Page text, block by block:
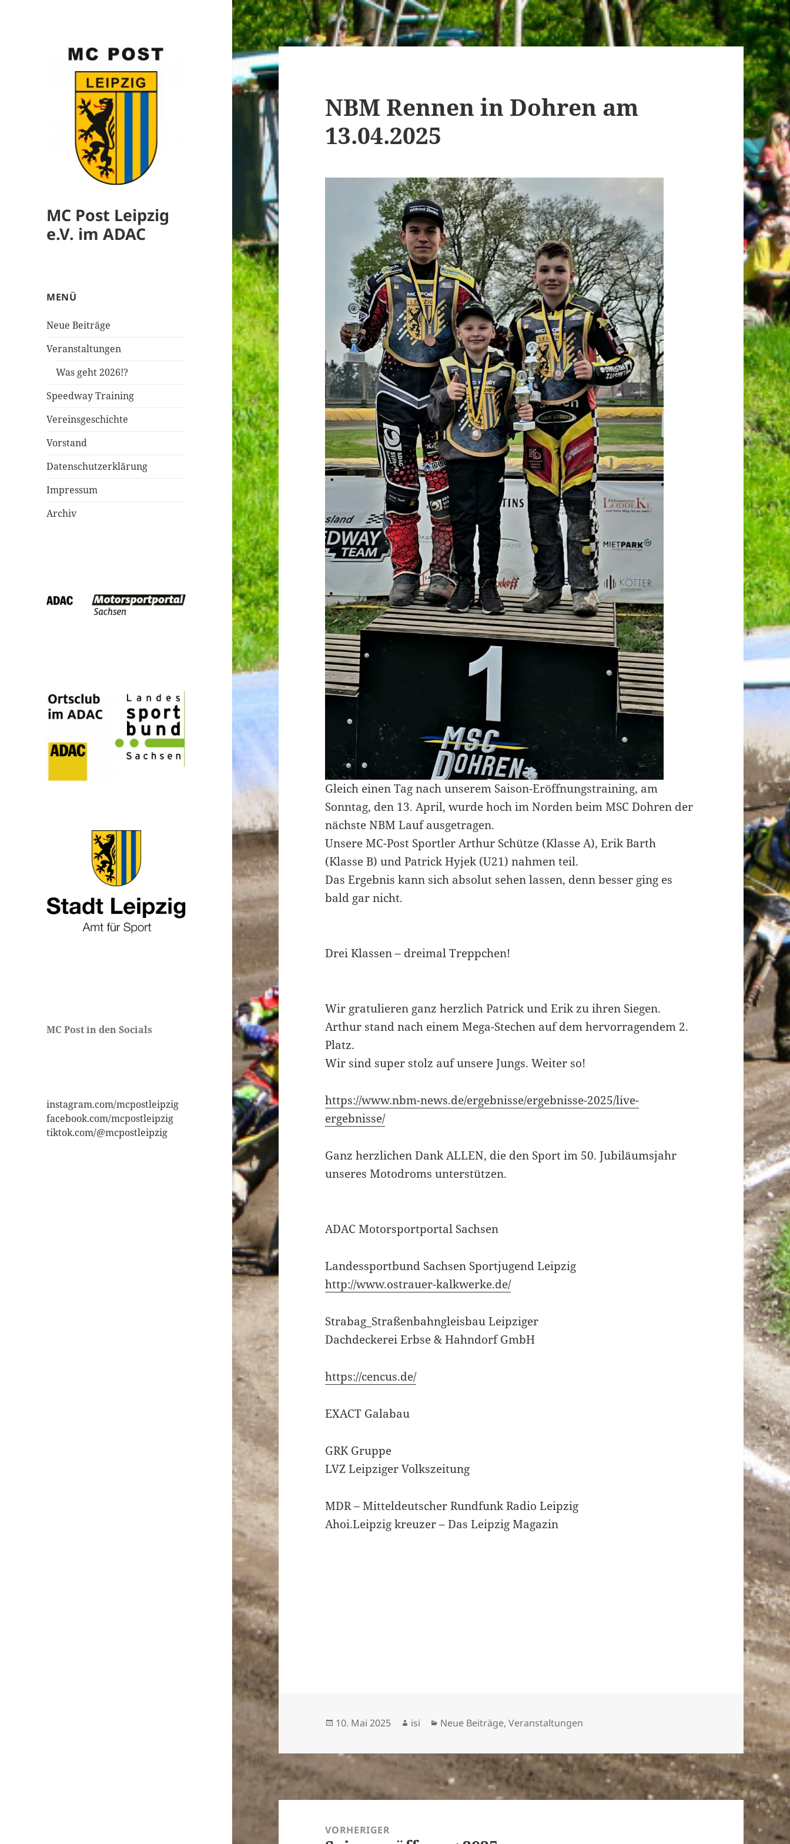
MC Post Leipzig
e.V. im ADAC
MENÜ
Neue Beiträge
Veranstaltungen
Was geht 2026!?
Speedway Training
Vereinsgeschichte
Vorstand
Datenschutzerklärung
Impressum
Archiv
MC Post in den Socials
instagram.com/mcpostleipzig
facebook.com/mcpostleipzig
tiktok.com/@mcpostleipzig
NBM Rennen in Dohren am
13.04.2025
Gleich einen Tag nach unserem Saison-Eröffnungstraining, am
Sonntag, den 13. April, wurde hoch im Norden beim MSC Dohren der
nächste NBM Lauf ausgetragen.
Unsere MC-Post Sportler Arthur Schütze (Klasse A), Erik Barth
(Klasse B) und Patrick Hyjek (U21) nahmen teil.
Das Ergebnis kann sich absolut sehen lassen, denn besser ging es
bald gar nicht.
Drei Klassen – dreimal Treppchen!
Wir gratulieren ganz herzlich Patrick und Erik zu ihren Siegen.
Arthur stand nach einem Mega-Stechen auf dem hervorragendem 2.
Platz.
Wir sind super stolz auf unsere Jungs. Weiter so!
https://www.nbm-news.de/ergebnisse/ergebnisse-2025/live-
ergebnisse/
Ganz herzlichen Dank ALLEN, die den Sport im 50. Jubiläumsjahr
unseres Motodroms unterstützen.
ADAC Motorsportportal Sachsen
Landessportbund Sachsen Sportjugend Leipzig
http://www.ostrauer-kalkwerke.de/
Strabag_Straßenbahngleisbau Leipziger
Dachdeckerei Erbse & Hahndorf GmbH
https://cencus.de/
EXACT Galabau
GRK Gruppe
LVZ Leipziger Volkszeitung
MDR – Mitteldeutscher Rundfunk Radio Leipzig
Ahoi.Leipzig kreuzer – Das Leipzig Magazin
Veröffentlicht
10. Mai 2025 Autor
isi Kategorien
Neue Beiträge,Veranstaltungen
VORHERIGER